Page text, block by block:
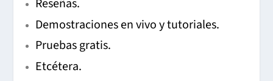
Reseñas.
Demostraciones en vivo y tutoriales.
Pruebas gratis.
Etcétera.